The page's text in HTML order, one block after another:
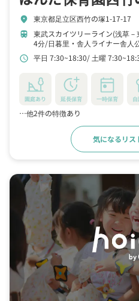
location_on 東京都足立区西竹の塚1-17-17
train
東武スカイツリーライン(浅草
4分 日暮里・舎人ライナー舎人
schedule 平日 7:30~18:30 土曜
園庭あり 延長保育 一時保育
…他2件の特徴あり
気になるリス